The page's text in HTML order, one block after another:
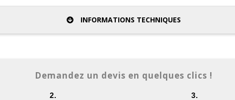
INFORMATIONS TECHNIQUES
Demandez un devis en quelques clics !
2.
3.